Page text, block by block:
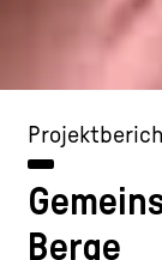
Berge